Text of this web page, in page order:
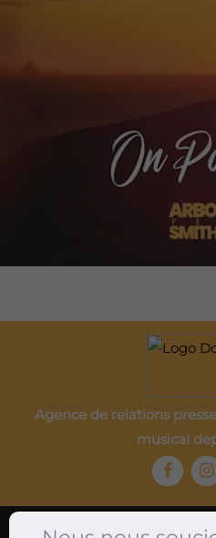
Agence de relations
musical